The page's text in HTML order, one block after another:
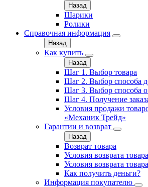
Назад
Шарики
Ролики
Справочная информация
Назад
Как купить
Назад
Шаг 1. Выбор товара
Шаг 2. Выбор способа
Шаг 3. Выбор способа
Шаг 4. Получение
Условия продажи
«Механик Трейд»
Гарантии и возврат
Назад
Возврат товара
Условия возврата товара
Условия возврата
Как получить деньги?
Информация покупателю